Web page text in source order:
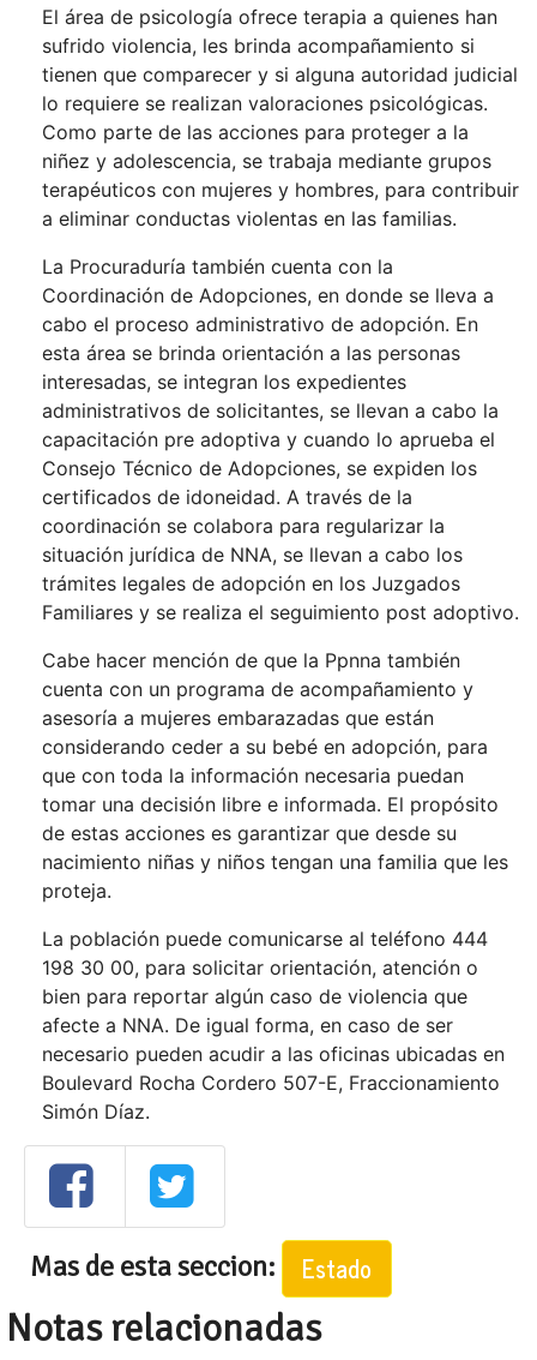
El área de psicología ofrece terapia a quienes han
sufrido violencia, les brinda acompañamiento si
tienen que comparecer y si alguna autoridad judicial
lo requiere se realizan valoraciones psicológicas.
Como parte de las acciones para proteger a la
niñez y adolescencia, se trabaja mediante grupos
terapéuticos con mujeres y hombres, para contribuir
a eliminar conductas violentas en las familias.
La Procuraduría también cuenta con la
Coordinación de Adopciones, en donde se lleva a
cabo el proceso administrativo de adopción. En
esta área se brinda orientación a las personas
interesadas, se integran los expedientes
administrativos de solicitantes, se llevan a cabo la
capacitación pre adoptiva y cuando lo aprueba el
Consejo Técnico de Adopciones, se expiden los
certificados de idoneidad. A través de la
coordinación se colabora para regularizar la
situación jurídica de NNA, se llevan a cabo los
trámites legales de adopción en los Juzgados
Familiares y se realiza el seguimiento post adoptivo.
Cabe hacer mención de que la Ppnna también
cuenta con un programa de acompañamiento y
asesoría a mujeres embarazadas que están
considerando ceder a su bebé en adopción, para
que con toda la información necesaria puedan
tomar una decisión libre e informada. El propósito
de estas acciones es garantizar que desde su
nacimiento niñas y niños tengan una familia que les
proteja.
La población puede comunicarse al teléfono 444
198 30 00, para solicitar orientación, atención o
bien para reportar algún caso de violencia que
afecte a NNA. De igual forma, en caso de ser
necesario pueden acudir a las oficinas ubicadas en
Boulevard Rocha Cordero 507-E, Fraccionamiento
Simón Díaz.
Mas de esta seccion: Estado
Notas relacionadas